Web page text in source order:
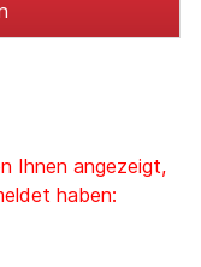
Ihnen angezeigt,
haben: